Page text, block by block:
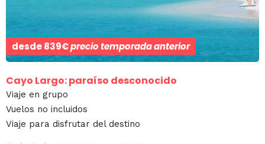
desde839€precio temporada anterior
Cayo Largo: paraíso desconocido
Viaje en grupo
Vuelos no incluidos
Viaje para disfrutar del destino